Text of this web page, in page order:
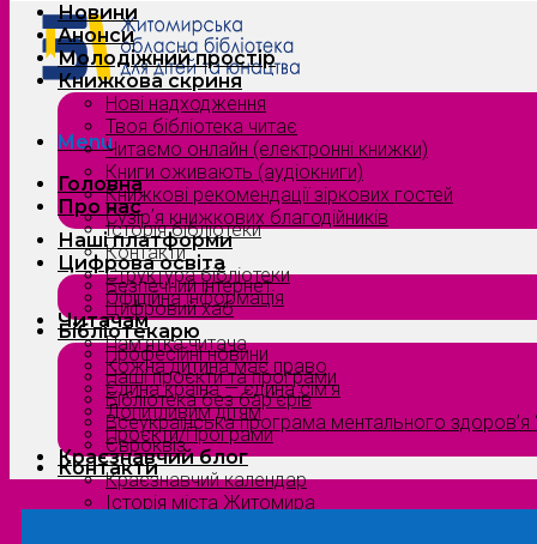
Menu
Головна
Про нас
Історія бібліотеки
Контакти
Структура бібліотеки
Офіційна інформація
Читачам
Пам’ятка читача
Кожна дитина має право
Єдина країна — єдина сім’я
Допитливим дітям
Проєкти/Програми
Краєзнавчий блог
Краєзнавчий календар
Історія міста Житомира
Новини
Анонси
Молодіжний простір
Книжкова скриня
Нові надходження
Твоя бібліотека читає
Читаємо онлайн (електронні книжки)
Книги оживають (аудіокниги)
Книжкові рекомендації зіркових гостей
Сузірʼя книжкових благодійників
Наші платформи
Цифрова освіта
Безпечний інтернет
Цифровий хаб
Бібліотекарю
Професійні новини
Наші проєкти та програми
Бібліотека без бар’єрів
Всеукраїнська програма ментального здоров’я
Євроквіз
Контакти